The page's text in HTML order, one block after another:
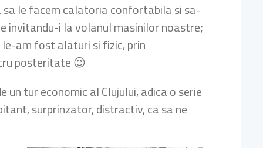
sa le facem calatoria confortabila si sa-
invitandu-i la volanul masinilor noastre;
le-am fost alaturi si fizic, prin
posteritate 😉
tur economic al Clujului, adica o serie
surprinzator, distractiv, ca sa ne